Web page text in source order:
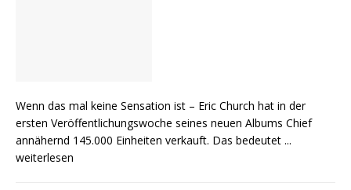
Wenn das mal keine Sensation ist – Eric Church hat in der
ersten Veröffentlichungswoche seines neuen Albums Chief
annähernd 145.000 Einheiten verkauft. Das bedeutet ...
weiterlesen